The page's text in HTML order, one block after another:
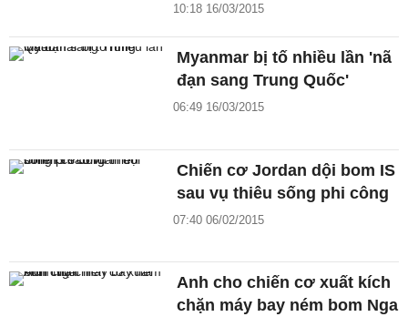
10:18 16/03/2015
Myanmar bị tố nhiều lần 'nã
đạn sang Trung Quốc'
06:49 16/03/2015
Chiến cơ Jordan dội bom IS
sau vụ thiêu sống phi công
07:40 06/02/2015
Anh cho chiến cơ xuất kích
chặn máy bay ném bom Nga